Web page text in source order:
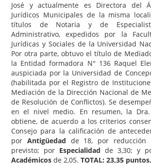
José y actualmente es Directora del
Jurídicos Municipales de la misma
títulos de Notaria y de
Administrativo, expedidos por la
Jurídicas y Sociales de la Universidad
Por otra parte, obtuvo el título de
la Entidad formadora N° 136 Raquel
auspiciada por la Universidad de
(habilitada por el Registro de
Mediación de la Dirección Nacional de
de Resolución de Conflictos). Se
en el nivel medio. En resumen, la Dra.
obtiene, de acuerdo a los criterios
Consejo para la calificación de
por Antigüedad de 18, por reducción
previsto; por Especialidad de 3,30; y
Académicos de 2,05. TOTAL: 23,35 puntos.